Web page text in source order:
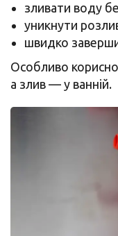
зливати воду
уникнути
швидко
Особливо
а злив — у ванній.